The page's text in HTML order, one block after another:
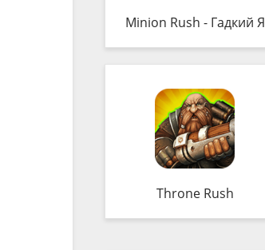
Minion Rush - Гадкий Я
Throne Rush